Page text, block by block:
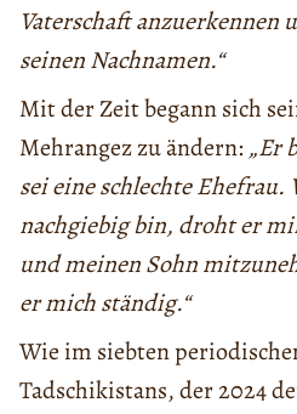
Vaterschaft anzuerkennen
seinen Nachnamen.“
Mit der Zeit begann sich
Mehrangez zu ändern: „Er
sei eine schlechte
nachgiebig bin, droht er
und meinen Sohn
er mich ständig.“
Wie im siebten
Tadschikistans, der 2024